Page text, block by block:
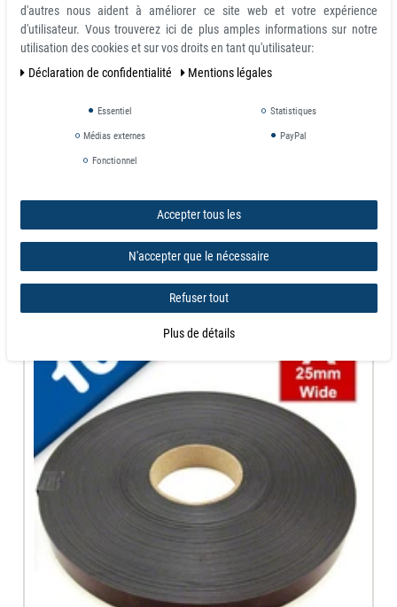
poser le tout sur une surface métallique. Vous n'avez pas besoin de 30 cm ?
Pas de problème, les bandes aimantées adhésives se coupent très
facilement avec des ciseaux.
Créations de magnets, collage magnétique, et donc sans trace, des
dessins des enfants...
A utiliser sur les surfaces métalliques ou les murs peints avec de la
Vous pourriez également être
intéressé par
d'autres nous aident à améliorer ce site web et votre expérience
d'utilisateur. Vous trouverez ici de plus amples informations sur notre
utilisation des cookies et sur vos droits en tant qu'utilisateur:
Déclaration de confidentialité
Mentions légales
Essentiel Statistiques
Médias externes PayPal
Fonctionnel
Accepter tous les
N'accepter que le nécessaire
Refuser tout
Plus de détails